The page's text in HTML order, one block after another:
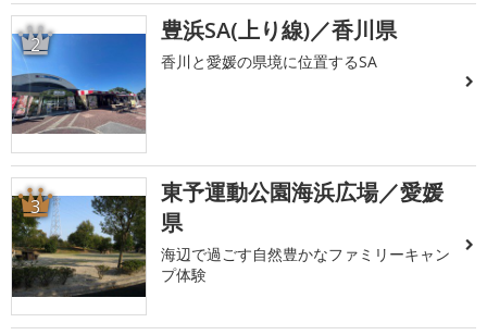
2 豊浜SA(上り線)／香川県
香川と愛媛の県境に位置するSA
3
東予運動公園海浜広場／愛媛
県
海辺で過ごす自然豊かなファミリーキャン
プ体験